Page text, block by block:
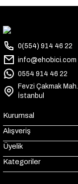
0(554) 914 46 22
info@ehobici.com
0554 914 46 22
Fevzi Çakmak
İstanbul
Kurumsal
Alışveriş
Üyelik
Kategoriler